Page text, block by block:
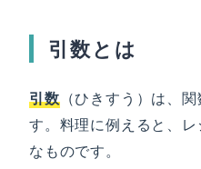
引数とは
引数（ひきすう）は、
す。料理に例えると、
なものです。